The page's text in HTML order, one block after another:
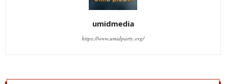
umidmedia
https://www.umidparty.org/